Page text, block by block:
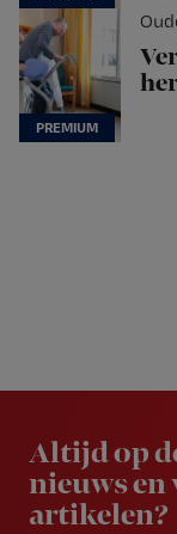
Altijd op
nieuws
artikelen?